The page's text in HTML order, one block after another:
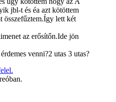
jbl-t és éa azt kötöttem
összefűztem.Így lett két
az erősítőn.Ide jön
venni?2 utas 3 utas?